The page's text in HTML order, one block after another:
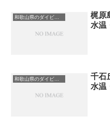
和歌山県のダイビングスポット・ポイント一覧
梶原
水温
和歌山県のダイビングスポット・ポイント一覧
千石
水温